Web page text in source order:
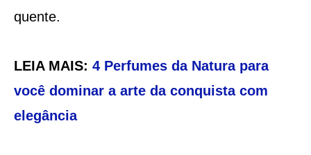
quente.
LEIA MAIS: 4 Perfumes da Natura para
você dominar a arte da conquista com
elegância